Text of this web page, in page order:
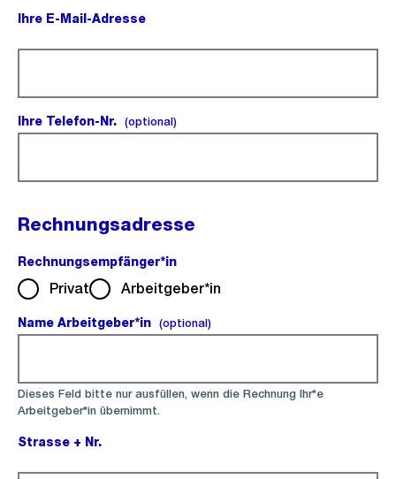
Ihre E-Mail-Adresse
Ihre Telefon-Nr. (optional)(optional).
Rechnungsadresse
Rechnungsempfänger*in
Privat Arbeitgeber*in
Name Arbeitgeber*in (optional)(optional).
Dieses Feld bitte nur ausfüllen, wenn die Rechnung Ihr*e
Arbeitgeber*in übernimmt.
Strasse + Nr.